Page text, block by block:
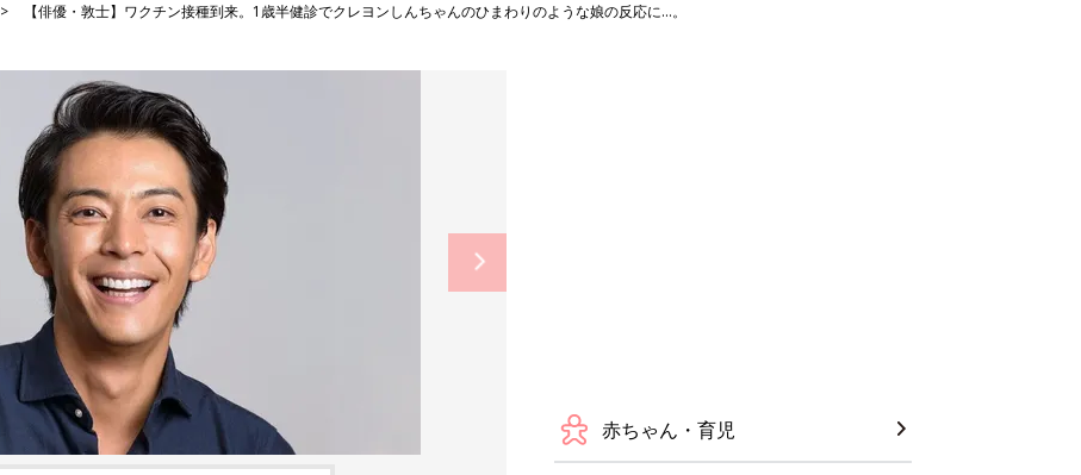
【俳優・敦士】ワクチン接種到来。1歳半健診でクレヨンしんちゃんのひまわりのような娘の反応に…。
赤ちゃん・育児